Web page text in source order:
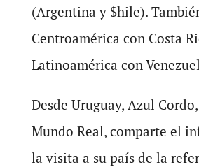
(Argentina y $hile).
Centroamérica con Costa
Latinoamérica con
Desde Uruguay, Azul
Mundo Real, comparte el
la visita a su país de la